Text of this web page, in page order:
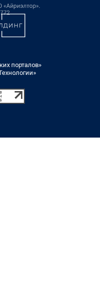
порталов»